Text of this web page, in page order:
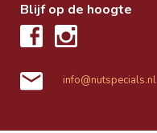
Blijf op de hoogte
info@nutspecials.nl